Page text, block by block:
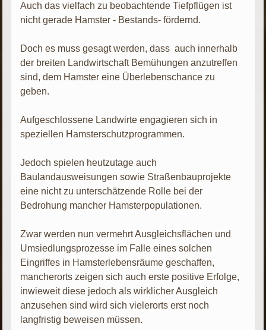
Auch das vielfach zu beobachtende Tiefpflügen ist
nicht gerade Hamster - Bestands- fördernd.
Doch es muss gesagt werden, dass auch innerhalb
der breiten Landwirtschaft Bemühungen anzutreffen
sind, dem Hamster eine Überlebenschance zu
geben.
Aufgeschlossene Landwirte engagieren sich in
speziellen Hamsterschutzprogrammen.
Jedoch spielen heutzutage auch
Baulandausweisungen sowie Straßenbauprojekte
eine nicht zu unterschätzende Rolle bei der
Bedrohung mancher Hamsterpopulationen.
Zwar werden nun vermehrt Ausgleichsflächen und
Umsiedlungsprozesse im Falle eines solchen
Eingriffes in Hamsterlebensräume geschaffen,
mancherorts zeigen sich auch erste positive Erfolge,
inwieweit diese jedoch als wirklicher Ausgleich
anzusehen sind wird sich vielerorts erst noch
langfristig beweisen müssen.